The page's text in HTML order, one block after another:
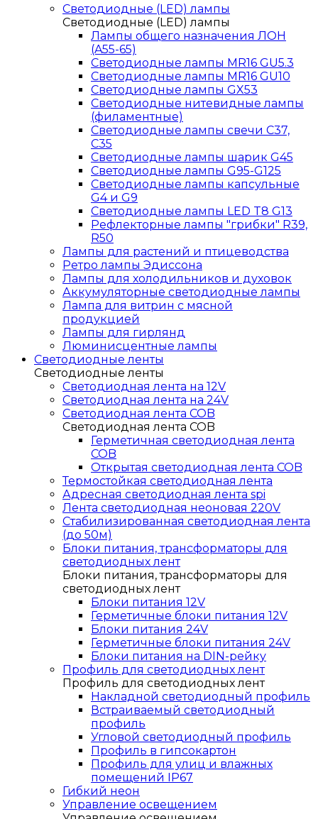
Светодиодные (LED) лампы
Светодиодные (LED) лампы
Лампы общего назначения ЛОН
(A55-65)
Светодиодные лампы MR16 GU5.3
Светодиодные лампы MR16 GU10
Светодиодные лампы GX53
Светодиодные нитевидные лампы
(филаментные)
Светодиодные лампы свечи C37,
C35
Светодиодные лампы шарик G45
Светодиодные лампы G95-G125
Светодиодные лампы капсульные
G4 и G9
Светодиодные лампы LED T8 G13
Рефлекторные лампы "грибки" R39,
R50
Лампы для растений и птицеводства
Ретро лампы Эдиссона
Лампы для холодильников и духовок
Аккумуляторные светодиодные лампы
Лампа для витрин с мясной
продукцией
Лампы для гирлянд
Люминисцентные лампы
Светодиодные ленты
Светодиодные ленты
Светодиодная лента на 12V
Светодиодная лента на 24V
Светодиодная лента COB
Светодиодная лента COB
Герметичная светодиодная лента
COB
Открытая светодиодная лента COB
Термостойкая светодиодная лента
Адресная светодиодная лента spi
Лента светодиодная неоновая 220V
Стабилизированная светодиодная лента
(до 50м)
Блоки питания, трансформаторы для
светодиодных лент
Блоки питания, трансформаторы для
светодиодных лент
Блоки питания 12V
Герметичные блоки питания 12V
Блоки питания 24V
Герметичные блоки питания 24V
Блоки питания на DIN-рейку
Профиль для светодиодных лент
Профиль для светодиодных лент
Накладной светодиодный профиль
Встраиваемый светодиодный
профиль
Угловой светодиодный профиль
Профиль в гипсокартон
Профиль для улиц и влажных
помещений IP67
Гибкий неон
Управление освещением